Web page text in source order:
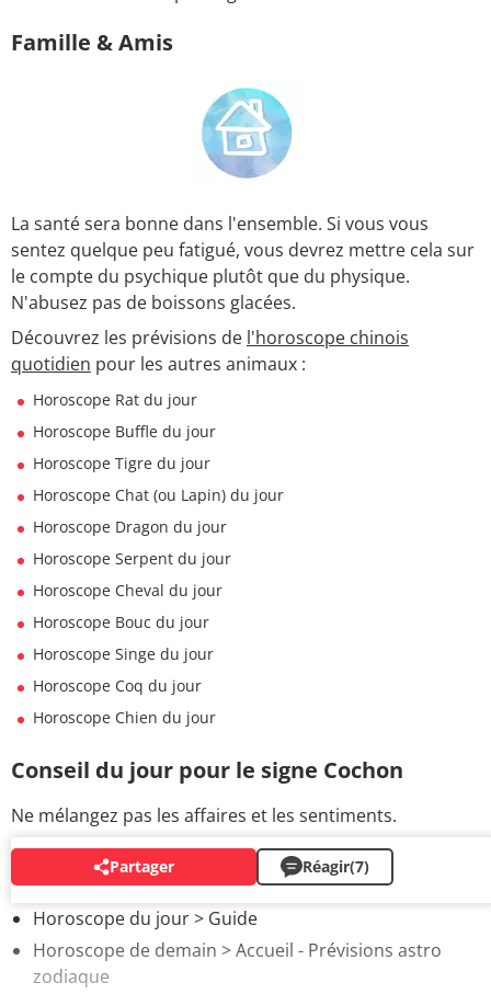
Famille & Amis
La santé sera bonne dans l'ensemble. Si vous vous
sentez quelque peu fatigué, vous devrez mettre cela sur
le compte du psychique plutôt que du physique.
N'abusez pas de boissons glacées.
Découvrez les prévisions de l'horoscope chinois
quotidien pour les autres animaux :
Horoscope Rat du jour
Horoscope Buffle du jour
Horoscope Tigre du jour
Horoscope Chat (ou Lapin) du jour
Horoscope Dragon du jour
Horoscope Serpent du jour
Horoscope Cheval du jour
Horoscope Bouc du jour
Horoscope Singe du jour
Horoscope Coq du jour
Horoscope Chien du jour
Conseil du jour pour le signe Cochon
Ne mélangez pas les affaires et les sentiments.
Partager Réagir(7)
AUTOUR DU MÊME SUJET
Horoscope du jour> Guide
Horoscope de demain > Accueil - Prévisions astro
zodiaque